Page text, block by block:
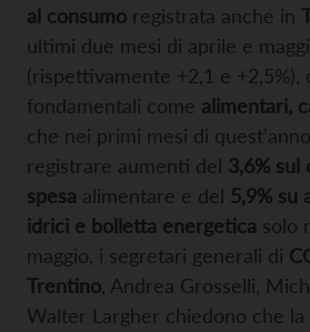
al consumo registrata anche in
ultimi due mesi di aprile e
(rispettivamente +2,1 e +2,5%),
fondamentali come alimentari,
che nei primi mesi di
registrare aumenti del 3,6% sul
spesa alimentare e del 5,9% su
idrici e bolletta energetica solo
maggio, i segretari generali di
Trentino , Andrea Grosselli,
Walter Largher chiedono che la